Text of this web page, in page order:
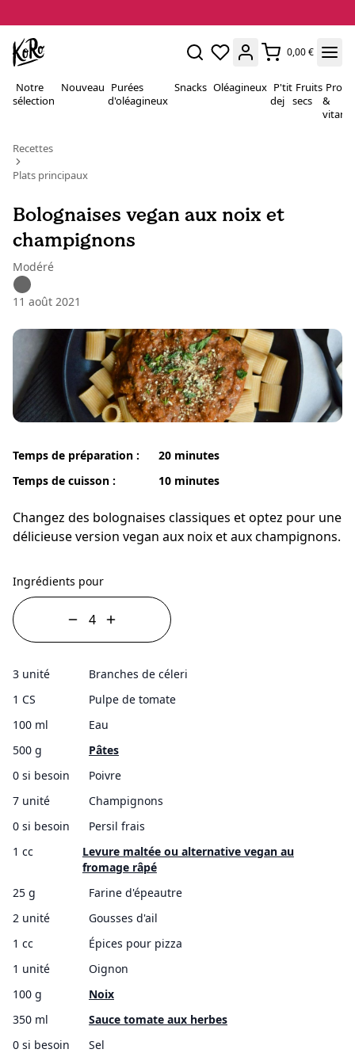
0,00 €
Notre
sélection
Nouveau Purées
d'oléagineux
Snacks Oléagineux P'tit
dej
Fruits
secs
&
Recettes
Plats principaux
Bolognaises vegan aux noix et
champignons
Modéré
11 août 2021
Temps de préparation :
Temps de cuisson :
20 minutes
10 minutes
Changez des bolognaises classiques et optez pour une
délicieuse version vegan aux noix et aux champignons.
Ingrédients pour
3 unité
Branches de céleri
1 CS
Pulpe de tomate
100 ml
Eau
500 g
Pâtes
0 si besoin
Poivre
7 unité
Champignons
0 si besoin
Persil frais
1 cc
Levure maltée ou alternative vegan au
fromage râpé
25 g
Farine d'épeautre
2 unité
Gousses d'ail
1 cc
Épices pour pizza
1 unité
Oignon
100 g
Noix
350 ml
Sauce tomate aux herbes
0 si besoin
Sel